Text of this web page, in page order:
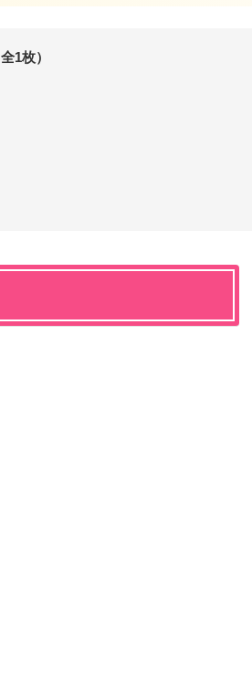
1枚）